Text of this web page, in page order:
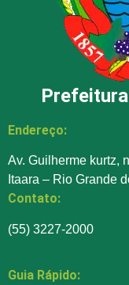
Endereço:
Av. Guilherme kurtz,
Itaara – Rio Grande
Contato:
(55) 3227-2000
Guia Rápido: